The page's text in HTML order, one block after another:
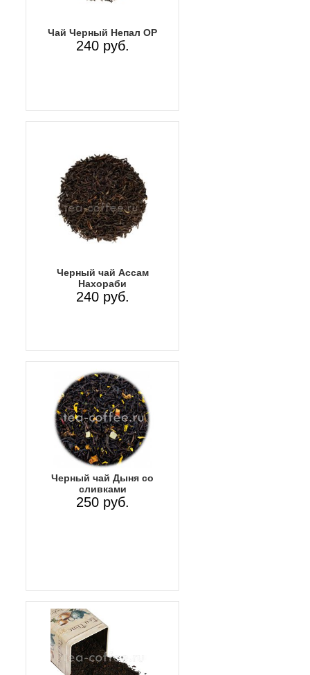
Чай Черный Непал OP
240 руб.
Черный чай Ассам
Нахораби
240 руб.
Черный чай Дыня со
сливками
250 руб.